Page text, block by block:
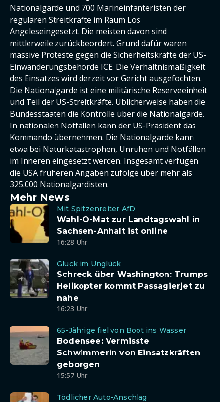
Nationalgarde und 700 Marineinfanteristen der
regulären Streitkräfte im Raum Los
Angeleseingesetzt. Die meisten davon sind
mittlerweile zurückbeordert. Grund dafür waren
massive Proteste gegen die Sicherheitskräfte der US-
Einwanderungsbehörde ICE. Die Verhältnismäßigkeit
des Einsatzes wird derzeit vor Gericht ausgefochten.
Die Nationalgarde ist eine militärische Reserveeinheit
und Teil der US-Streitkräfte. Üblicherweise haben die
Bundesstaaten die Kontrolle über die Nationalgarde.
In nationalen Notfällen kann der US-Präsident das
Kommando übernehmen. Die Nationalgarde kann
etwa bei Naturkatastrophen, Unruhen und Notfällen
im Inneren eingesetzt werden. Insgesamt verfügen
die USA früheren Angaben zufolge über mehr als
325.000 Nationalgardisten.
Mehr News
Mit Spitzenreiter AfD
Wahl-O-Mat zur Landtagswahl in
Sachsen-Anhalt ist online
16:28 Uhr
Glück im Unglück
Schreck über Washington: Trumps
Helikopter kommt Passagierjet zu
nahe
16:23 Uhr
65-Jährige fiel von Boot ins Wasser
Bodensee: Vermisste
Schwimmerin von Einsatzkräften
geborgen
15:57 Uhr
Tödlicher Auto-Anschlag